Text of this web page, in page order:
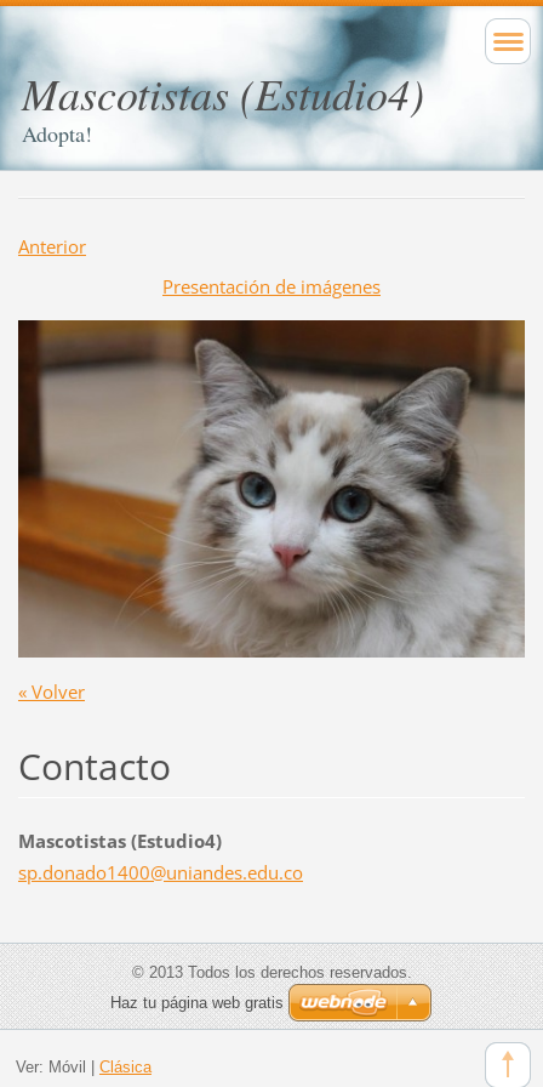
Mascotistas (Estudio4)
Adopta!
Anterior
Presentación de imágenes
« Volver
Contacto
Mascotistas (Estudio4)
sp.donado1400@uniandes.edu.co
© 2013 Todos los derechos reservados.
Haz tu página web gratis
Ver: Móvil | Clásica